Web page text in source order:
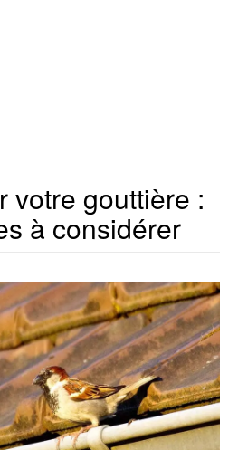
votre gouttière :
à considérer